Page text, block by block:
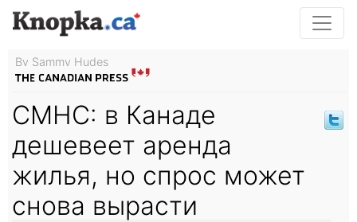
By Sammy Hudes
CMHC: в Канаде
дешевеет аренда
жилья, но спрос может
снова вырасти